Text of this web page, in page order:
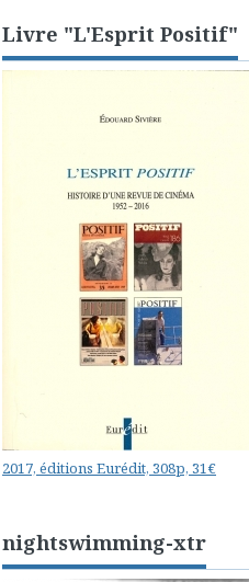
Livre "L'Esprit Positif"
2017, éditions Eurédit, 308p, 31€
nightswimming-xtr